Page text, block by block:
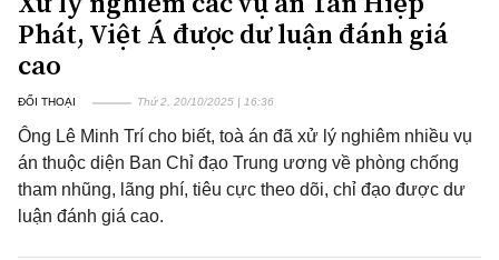
Phát, Việt Á được dư luận đánh giá
cao
ĐỐI THOẠI Thứ 2, 20/10/2025 | 16:36
Ông Lê Minh Trí cho biết, toà án đã xử lý nghiêm nhiều vụ
án thuộc diện Ban Chỉ đạo Trung ương về phòng chống
tham nhũng, lãng phí, tiêu cực theo dõi, chỉ đạo được dư
luận đánh giá cao.